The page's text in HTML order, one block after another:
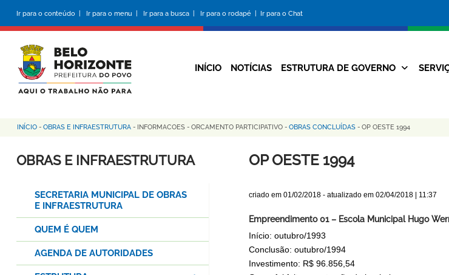
conteúdo
principal
Ir para o conteúdo | Ir para o menu | Ir para a busca | Ir para o rodapé | Ir para o Chat
da
Prefeitura
Navegação
INÍCIO NOTÍCIAS ESTRUTURA DE GOVERNO
Trilha
de
INÍCIO - OBRAS E INFRAESTRUTURA - INFORMACOES - ORCAMENTO PARTICIPATIVO - OBRAS CONCLUÍDAS - OP OESTE 1994
OP OESTE 1994
criado em 01/02/2018- atualizado em 02/04/2018 | 11:37
Empreendimento 01 – Escola Municipal Hugo
Início: outubro/1993
Conclusão: outubro/1994
Investimento: R$ 96.856,54
OBRAS E INFRAESTRUTURA
SECRETARIA MUNICIPAL DE OBRAS
E INFRAESTRUTURA
QUEM É QUEM
AGENDA DE AUTORIDADES